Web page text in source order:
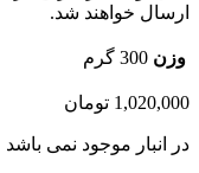
ارسال خواهند شد.
وزن 300 گرم
1,020,000 تومان
در انبار موجود نمی باشد